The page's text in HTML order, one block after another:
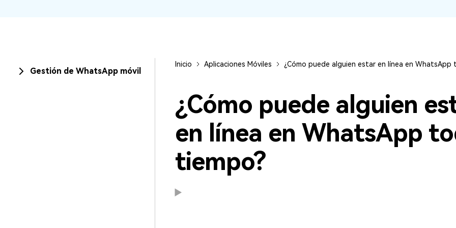
iCloud para transferir datos de tu
teléfono?
ENCUENTRA MÁS SOLUCIONES
Gestión de WhatsApp móvil
Inicio Aplicaciones Móviles ¿Cómo puede alguien estar en línea en WhatsApp
¿Cómo puede alguien
en línea en WhatsApp
tiempo?